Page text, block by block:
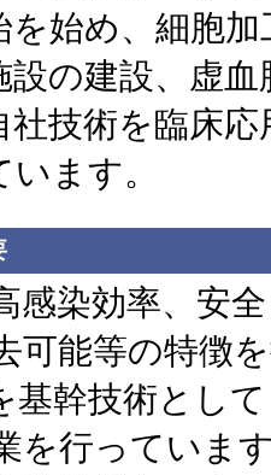
を始め、細胞
設の建設、虚
社技術を臨床
ます。
感染効率、安
可能等の特徴
基幹技術として
を行っていま